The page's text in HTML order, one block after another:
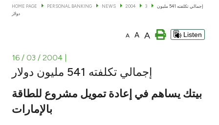
Investment
Ways to bank
HOME PAGE PERSONAL BANKING NEWS 2004 3
إجمالي تكلفته 541 مليون
دولار
A A A Listen
16 / 03 / 2004
إجمالي تكلفته 541 مليون دولار
بيتك يساهم في إعادة تمويل مشروع للطاقة
بالإمارات